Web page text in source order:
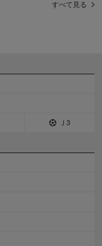
すべて見る
Ｊ3